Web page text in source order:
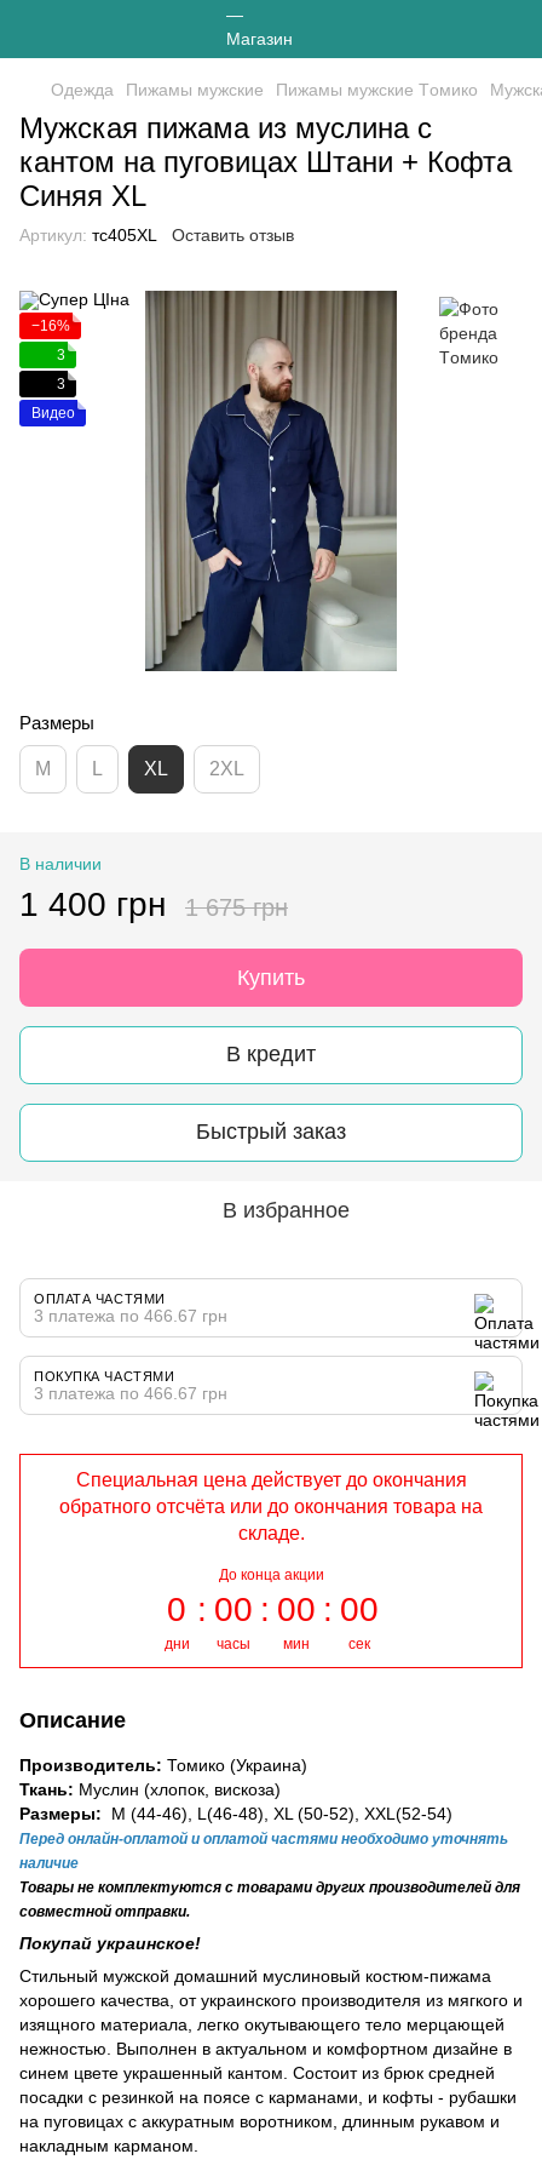
Одежда Пижамы мужские Пижамы мужские Tомико
Мужская пижама из муслина с
кантом на пуговицах Штани + Кофта
Синяя XL
Артикул: тс405XL Оставить отзыв
−16%
3
3
Видео
Размеры
M L XL 2XL
В наличии
1 400 грн 1 675 грн
Купить
В кредит
Быстрый заказ
В избранное
ОПЛАТА ЧАСТЯМИ
3 платежа по 466.67 грн
ПОКУПКА ЧАСТЯМИ
3 платежа по 466.67 грн
Специальная цена действует до окончания
обратного отсчёта или до окончания товара на
складе.
До конца акции
0
дни
00
часы
00
мин
00
сек
Описание
Производитель: Томико (Украина)
Ткань: Муслин (хлопок, вискоза)
Размеры: M (44-46), L(46-48), XL (50-52), XXL(52-54)
Перед онлайн-оплатой и оплатой частями необходимо уточнять
наличие
Товары не комплектуются с товарами других производителей для
совместной отправки.
Покупай украинское!
Стильный мужской домашний муслиновый костюм-пижама
хорошего качества, от украинского производителя из мягкого и
изящного материала, легко окутывающего тело мерцающей
нежностью. Выполнен в актуальном и комфортном дизайне в
синем цвете украшенный кантом. Состоит из брюк средней
посадки с резинкой на поясе с карманами, и кофты - рубашки
на пуговицах с аккуратным воротником, длинным рукавом и
накладным карманом.